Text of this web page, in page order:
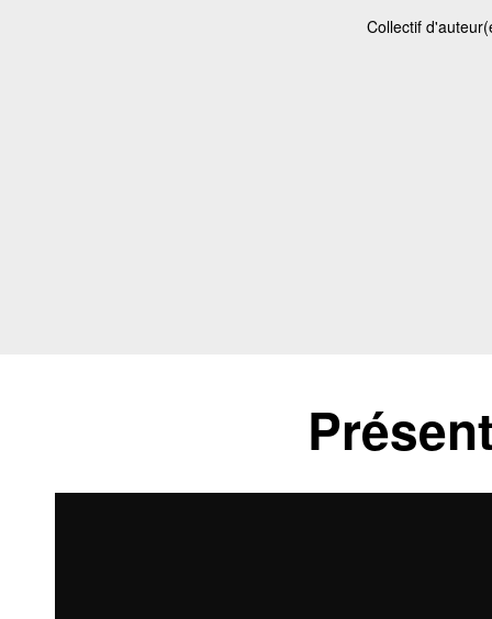
Collectif